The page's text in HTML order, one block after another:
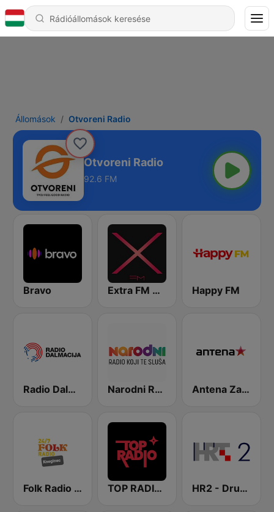
Állomások Otvoreni Radio
Otvoreni Radio
92.6 FM
Bravo Extra FM 93.6 Happy FM
Radio Dalmacija Narodni Radio Antena Zagreb
Folk Radio Kneginec TOP RADIO 101 HR2 - Drugi program